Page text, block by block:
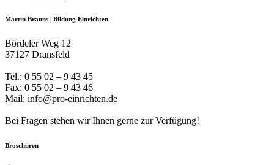
Martin Brauns | Bildung Einrichten
Bördeler Weg 12
37127 Dransfeld
Tel.: 0 55 02 – 9 43 45
Fax: 0 55 02 – 9 43 46
Mail: info@pro-einrichten.de
Bei Fragen stehen wir Ihnen gerne zur Verfügung!
Broschüren